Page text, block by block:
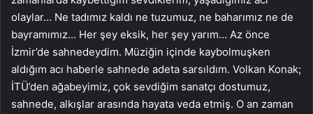
olaylar… Ne tadımız kaldı ne tuzumuz, ne baharımız ne de
bayramımız… Her şey eksik, her şey yarım… Az önce
İzmir’de sahnedeydim. Müziğin içinde kaybolmuşken
aldığım acı haberle sahnede adeta sarsıldım. Volkan Konak;
İTÜ’den ağabeyimiz, çok sevdiğim sanatçı dostumuz,
sahnede, alkışlar arasında hayata veda etmiş. O an zaman